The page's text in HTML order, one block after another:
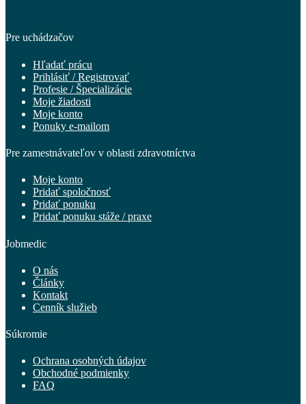
Pre uchádzačov
Hľadať prácu
Prihlásiť / Registrovať
Profesie / Špecializácie
Moje žiadosti
Moje konto
Ponuky e-mailom
Pre zamestnávateľov v oblasti zdravotníctva
Moje konto
Pridať spoločnosť
Pridať ponuku
Pridať ponuku stáže / praxe
Jobmedic
O nás
Články
Kontakt
Cenník služieb
Súkromie
Ochrana osobných údajov
Obchodné podmienky
FAQ